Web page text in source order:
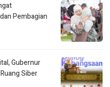
Pembagian
Gubernur
Siber